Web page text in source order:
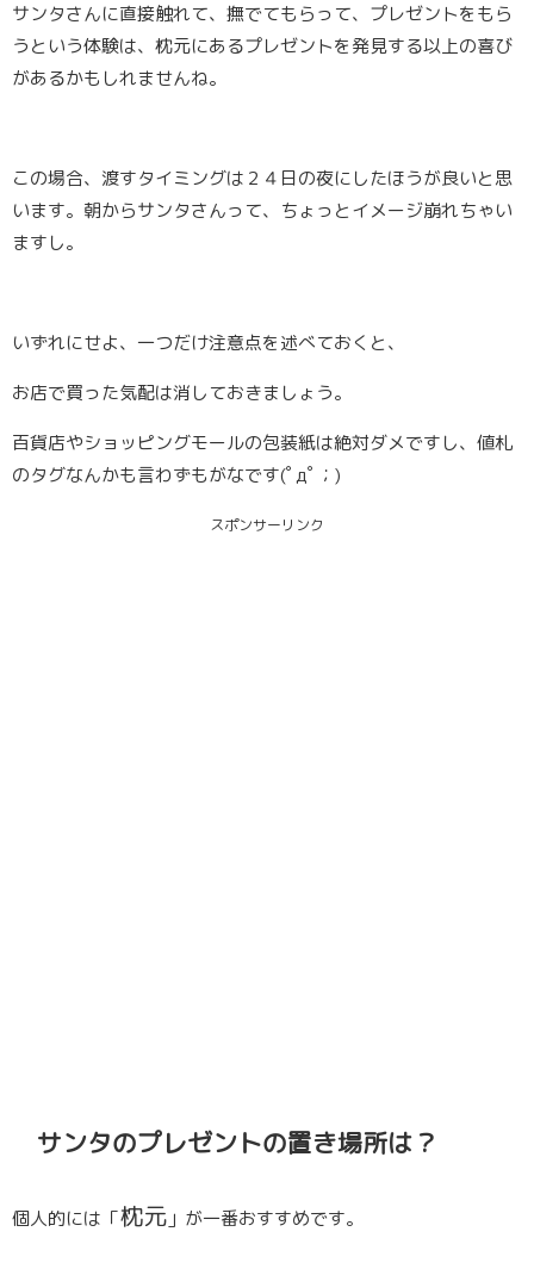
サンタさんに直接触れて、撫でてもらって、プレゼントをもら
うという体験は、枕元にあるプレゼントを発見する以上の喜び
があるかもしれませんね。
この場合、渡すタイミングは２４日の夜にしたほうが良いと思
います。朝からサンタさんって、ちょっとイメージ崩れちゃい
ますし。
いずれにせよ、一つだけ注意点を述べておくと、
お店で買った気配は消しておきましょう。
百貨店やショッピングモールの包装紙は絶対ダメですし、値札
のタグなんかも言わずもがなです(ﾟдﾟ；)
スポンサーリンク
サンタのプレゼントの置き場所は？
個人的には「枕元 」が一番おすすめです。